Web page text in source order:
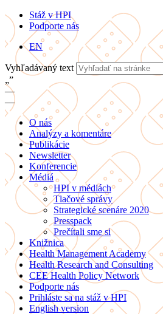
Stáž v HPI
Podporte nás
EN
Vyhľadávaný text
„”
—
—
O nás
Analýzy a komentáre
Publikácie
Newsletter
Konferencie
Médiá
HPI v médiách
Tlačové správy
Strategické scenáre 2020
Presspack
Prečítali sme si
Knižnica
Health Management Academy
Health Research and Consulting
CEE Health Policy Network
Podporte nás
Prihláste sa na stáž v HPI
English version